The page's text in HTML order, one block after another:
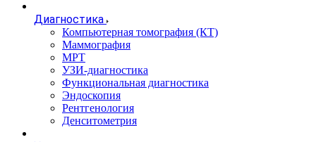
Диагностика
Компьютерная томография (КТ)
Маммография
МРТ
УЗИ-диагностика
Функциональная диагностика
Эндоскопия
Рентгенология
Денситометрия